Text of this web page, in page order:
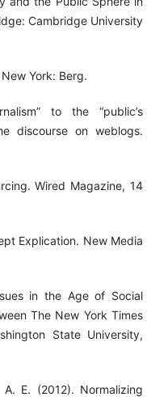
Cambridge University
York: Berg.
to the “public’s
discourse on weblogs.
Wired Magazine, 14
Explication. New Media
in the Age of Social
The New York Times
State University,
E. (2012). Normalizing